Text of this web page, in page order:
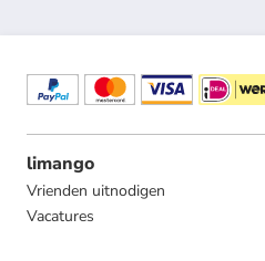
limango
Vrienden uitnodigen
Vacatures